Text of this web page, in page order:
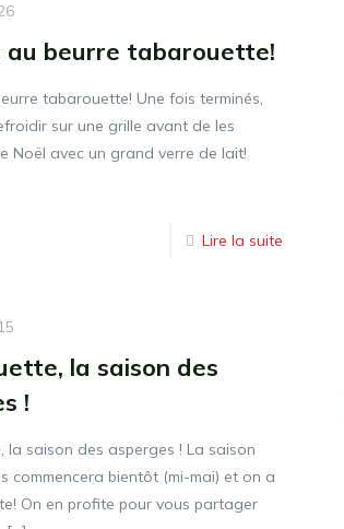
au beurre tabarouette!
tabarouette! Une fois terminés,
sur une grille avant de les
Noël avec un grand verre de lait!
Lire la suite
la saison des
!
la saison des asperges ! La saison
commencera bientôt (mi-mai) et on a
On en profite pour vous partager